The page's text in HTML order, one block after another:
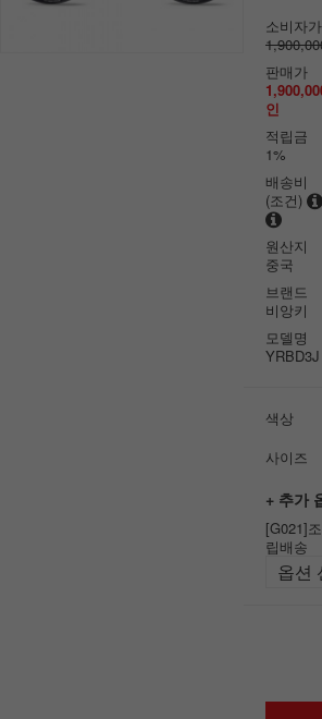
소비자가
판매가
인
적립금
1%
배송비
(조건)
원산지
중국
브랜드
비앙키
모델명
YRBD3J
색상
사이즈
+ 추가
[G021]조
립배송